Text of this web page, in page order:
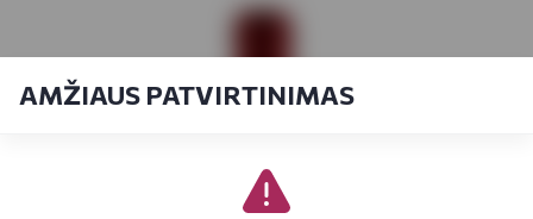
AMŽIAUS PATVIRTINIMAS